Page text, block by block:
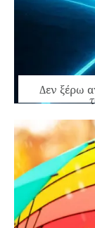
Δεν ξέρω